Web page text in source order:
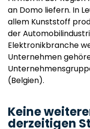
an Domo liefern. In
allem Kunststoff
der
Elektronikbranche
Unternehmen
(Belgien).
Keine
derzeitigen